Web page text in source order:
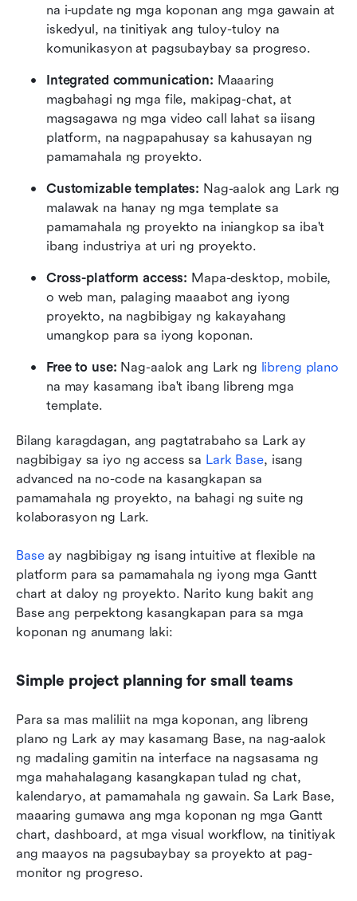
na i-update ng mga koponan ang mga gawain at
iskedyul, na tinitiyak ang tuloy-tuloy na
komunikasyon at pagsubaybay sa progreso.
Integrated communication: Maaaring
magbahagi ng mga file, makipag-chat, at
magsagawa ng mga video call lahat sa iisang
platform, na nagpapahusay sa kahusayan ng
pamamahala ng proyekto.
Customizable templates: Nag-aalok ang Lark ng
malawak na hanay ng mga template sa
pamamahala ng proyekto na iniangkop sa iba't
ibang industriya at uri ng proyekto.
Cross-platform access: Mapa-desktop, mobile,
o web man, palaging maaabot ang iyong
proyekto, na nagbibigay ng kakayahang
umangkop para sa iyong koponan.
Free to use: Nag-aalok ang Lark ng libreng plano
na may kasamang iba't ibang libreng mga
template.
Bilang karagdagan, ang pagtatrabaho sa Lark ay
nagbibigay sa iyo ng access sa Lark Base, isang
advanced na no-code na kasangkapan sa
pamamahala ng proyekto, na bahagi ng suite ng
kolaborasyon ng Lark.
Base ay nagbibigay ng isang intuitive at flexible na
platform para sa pamamahala ng iyong mga Gantt
chart at daloy ng proyekto. Narito kung bakit ang
Base ang perpektong kasangkapan para sa mga
koponan ng anumang laki:
Simple project planning for small teams
Para sa mas maliliit na mga koponan, ang libreng
plano ng Lark ay may kasamang Base, na nag-aalok
ng madaling gamitin na interface na nagsasama ng
mga mahahalagang kasangkapan tulad ng chat,
kalendaryo, at pamamahala ng gawain. Sa Lark Base,
maaaring gumawa ang mga koponan ng mga Gantt
chart, dashboard, at mga visual workflow, na tinitiyak
ang maayos na pagsubaybay sa proyekto at pag-
monitor ng progreso.